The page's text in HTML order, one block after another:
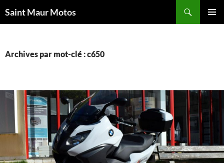
auSaint Maur Motos
Archives par mot-clé : c650